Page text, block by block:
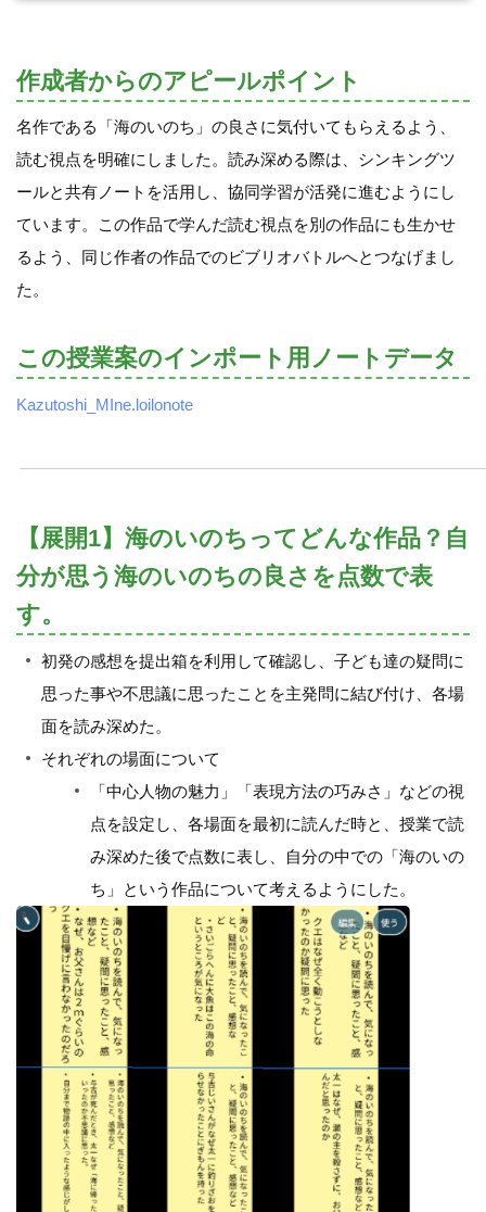
作成者からのアピールポイント
名作である「海のいのち」の良さに気付いてもらえるよう、
読む視点を明確にしました。読み深める際は、シンキングツ
ールと共有ノートを活用し、協同学習が活発に進むようにし
ています。この作品で学んだ読む視点を別の作品にも生かせ
るよう、同じ作者の作品でのビブリオバトルへとつなげまし
た。
この授業案のインポート用ノートデータ
Kazutoshi_MIne.loilonote
【展開1】海のいのちってどんな作品？自
分が思う海のいのちの良さを点数で表
す。
初発の感想を提出箱を利用して確認し、子ども達の疑問に
思った事や不思議に思ったことを主発問に結び付け、各場
面を読み深めた。
それぞれの場面について
「中心人物の魅力」「表現方法の巧みさ」などの視
点を設定し、各場面を最初に読んだ時と、授業で読
み深めた後で点数に表し、自分の中での「海のいの
ち」という作品について考えるようにした。